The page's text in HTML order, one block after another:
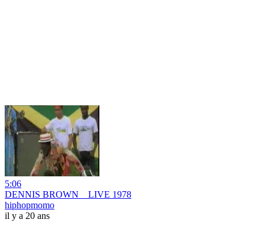
5:06
DENNIS BROWN _ LIVE 1978
hiphopmomo
il y a 20 ans